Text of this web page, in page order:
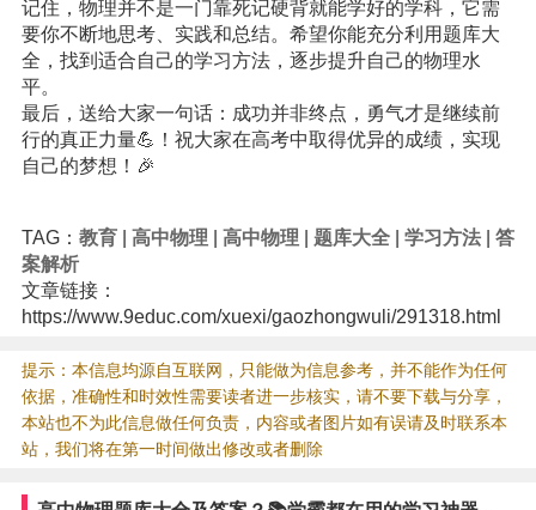
记住，物理并不是一门靠死记硬背就能学好的学科，它需
要你不断地思考、实践和总结。希望你能充分利用题库大
全，找到适合自己的学习方法，逐步提升自己的物理水
平。
最后，送给大家一句话：成功并非终点，勇气才是继续前
行的真正力量💪！祝大家在高考中取得优异的成绩，实现
自己的梦想！🎉
TAG： 教育| 高中物理 高中物理 题库大全| 学习方法| 答
案解析
文章链接：
https://www.9educ.com/xuexi/gaozhongwuli/291318.html
提示：本信息均源自互联网，只能做为信息参考，并不能作为任何
依据，准确性和时效性需要读者进一步核实，请不要下载与分享，
本站也不为此信息做任何负责，内容或者图片如有误请及时联系本
站，我们将在第一时间做出修改或者删除